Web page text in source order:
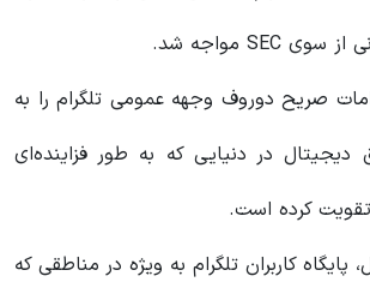
صریح دوروف وجهه عمومی تلگرام را به
در دنیایی که به طور فزاینده‌ای
کرده است.
کاربران تلگرام به ویژه در مناطقی که